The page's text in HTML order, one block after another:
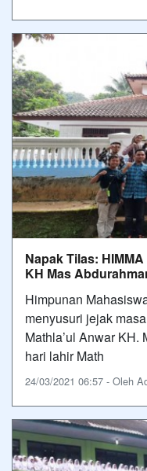
Napak Tilas:
KH Mas
Himpunan
menyusuri jejak
Mathla’ul Anwar KH.
hari lahir Math
24/03/2021 06:57 - Oleh